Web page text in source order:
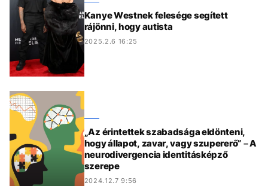
Kanye Westnek felesége segített
rájönni, hogy autista
2025.2.6 16:25
„Az érintettek szabadsága eldönteni,
hogy állapot, zavar, vagy szupererő” – A
neurodivergencia identitásképző
szerepe
2024.12.7 9:56